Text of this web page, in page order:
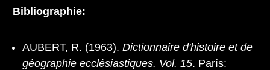
Bibliographie:
AUBERT, R. (1963). Dictionnaire d'histoire et de
géographie ecclésiastiques. Vol. 15. París: